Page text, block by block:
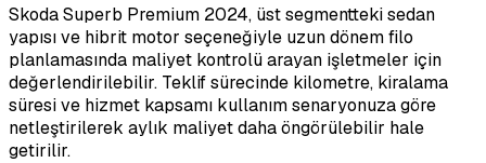
Skoda Superb Premium 2024, üst segmentteki sedan
yapısı ve hibrit motor seçeneğiyle uzun dönem filo
planlamasında maliyet kontrolü arayan işletmeler için
değerlendirilebilir. Teklif sürecinde kilometre, kiralama
süresi ve hizmet kapsamı kullanım senaryonuza göre
netleştirilerek aylık maliyet daha öngörülebilir hale
getirilir.